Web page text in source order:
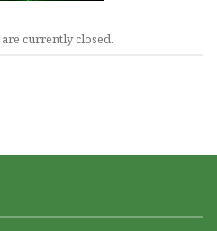
currently closed.